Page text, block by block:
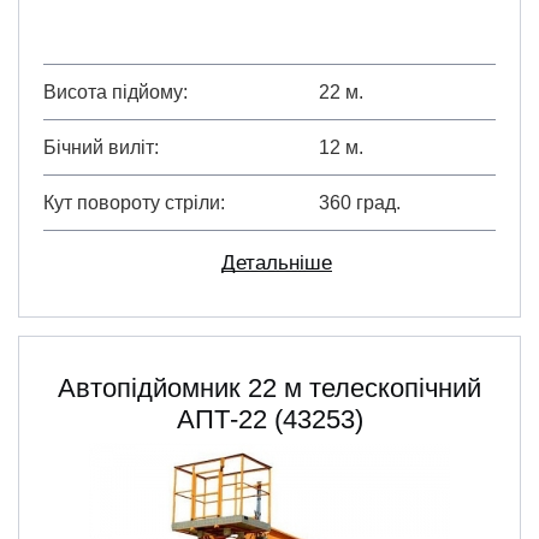
Висота підйому 22 м.
Бічний виліт 12 м.
Кут повороту стріли 360 град.
Детальніше
Автопідйомник 22 м телескопічний
АПТ-22 (43253)